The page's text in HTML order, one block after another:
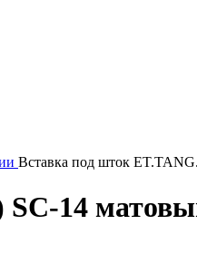
Вставка под шток
14